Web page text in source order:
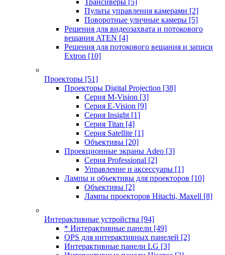
Трансиверы [5]
Пульты управления камерами [2]
Поворотные уличные камеры [5]
Решения для видеозахвата и потокового
вещания ATEN [4]
Решения для потокового вещания и записи
Extron [10]
Проекторы [51]
Проекторы Digital Projection [38]
Серия M-Vision [3]
Серия E-Vision [9]
Серия Insight [1]
Серия Titan [4]
Серия Satellite [1]
Объективы [20]
Проекционные экраны Adeo [3]
Серия Professional [2]
Управление и аксессуары [1]
Лампы и объективы для проекторов [10]
Объективы [2]
Лампы проекторов Hitachi, Maxell [8]
Интерактивные устройства [94]
* Интерактивные панели [49]
OPS для интерактивных панелей [2]
Интерактивные панели LG [3]